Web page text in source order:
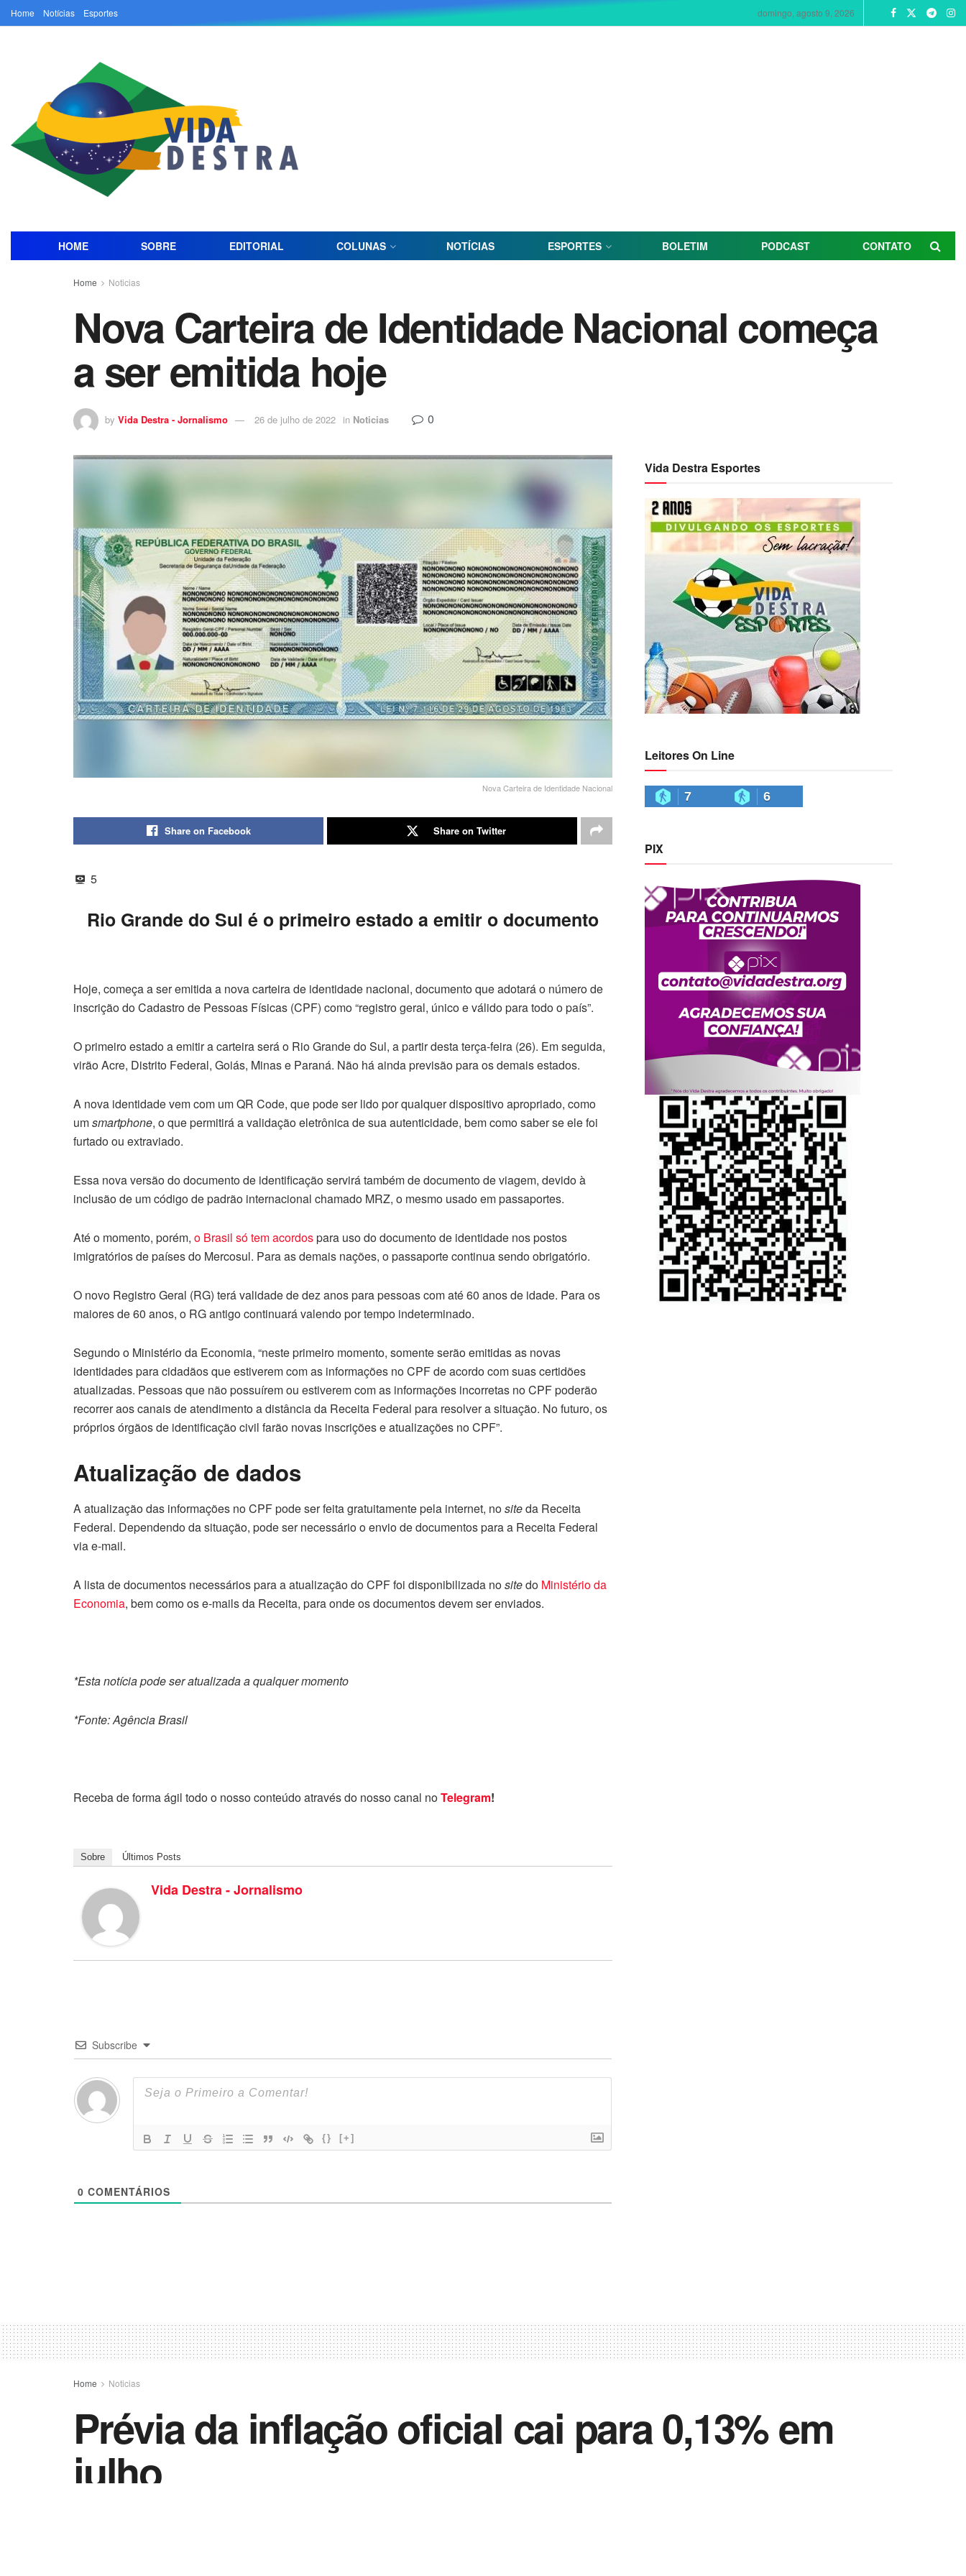
Home Notícias Esportes domingo, agosto 9, 2026
HOME SOBRE EDITORIAL COLUNAS NOTÍCIAS ESPORTES BOLETIM PODCAST CONTATO
Home Noticias
Nova Carteira de Identidade Nacional começa
a ser emitida hoje
by Vida Destra - Jornalismo 26 de julho de 2022 in Noticias 0
Nova Carteira de Identidade Nacional
Share on Facebook Share on Twitter
5
Rio Grande do Sul é o primeiro estado a emitir o documento
Hoje, começa a ser emitida a nova carteira de identidade nacional, documento que adotará o número de
inscrição do Cadastro de Pessoas Físicas (CPF) como “registro geral, único e válido para todo o país”.
O primeiro estado a emitir a carteira será o Rio Grande do Sul, a partir desta terça-feira (26). Em seguida,
virão Acre, Distrito Federal, Goiás, Minas e Paraná. Não há ainda previsão para os demais estados.
A nova identidade vem com um QR Code, que pode ser lido por qualquer dispositivo apropriado, como
umsmartphone, o que permitirá a validação eletrônica de sua autenticidade, bem como saber se ele foi
furtado ou extraviado.
Essa nova versão do documento de identificação servirá também de documento de viagem, devido à
inclusão de um código de padrão internacional chamado MRZ, o mesmo usado em passaportes.
Até o momento, porém, o Brasil só tem acordospara uso do documento de identidade nos postos
imigratórios de países do Mercosul. Para as demais nações, o passaporte continua sendo obrigatório.
O novo Registro Geral (RG) terá validade de dez anos para pessoas com até 60 anos de idade. Para os
maiores de 60 anos, o RG antigo continuará valendo por tempo indeterminado.
Segundo o Ministério da Economia, “neste primeiro momento, somente serão emitidas as novas
identidades para cidadãos que estiverem com as informações no CPF de acordo com suas certidões
atualizadas. Pessoas que não possuírem ou estiverem com as informações incorretas no CPF poderão
recorrer aos canais de atendimento a distância da Receita Federal para resolver a situação. No futuro, os
próprios órgãos de identificação civil farão novas inscrições e atualizações no CPF”.
Atualização de dados
A atualização das informações no CPF pode ser feita gratuitamente pela internet, nositeda Receita
Federal. Dependendo da situação, pode ser necessário o envio de documentos para a Receita Federal
via e-mail.
A lista de documentos necessários para a atualização do CPF foi disponibilizada nositedo Ministério da
Economia, bem como os e-mails da Receita, para onde os documentos devem ser enviados.
*Esta notícia pode ser atualizada a qualquer momento
*Fonte: Agência Brasil
Receba de forma ágil todo o nosso conteúdo através do nosso canal noTelegram!
Sobre Últimos Posts
Vida Destra - Jornalismo
Subscribe
{} [+]
0 COMENTÁRIOS
Vida Destra Esportes
Leitores On Line
7 6
PIX
Home Noticias
Prévia da inflação oficial cai para 0,13% em
julho